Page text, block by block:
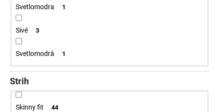
Svetlomodra 1
Sivé 3
Svetlomodrá 1
Strih
Skinny fit 44